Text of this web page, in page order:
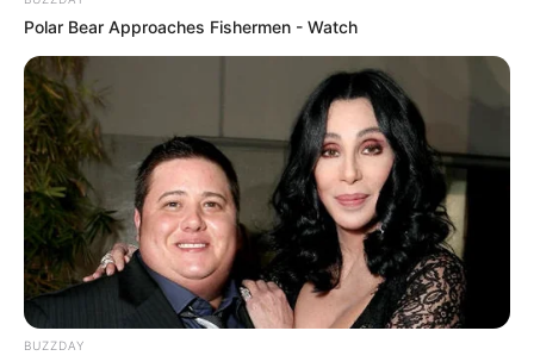
Polar Bear Approaches Fishermen - Watch
BUZZDAY